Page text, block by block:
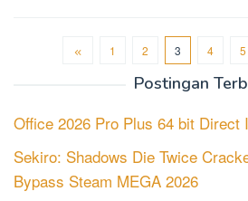
1 2 3 4 5
Postingan
Office 2026 Pro Plus 64 bit Direct
Sekiro: Shadows Die Twice
Bypass Steam MEGA 2026